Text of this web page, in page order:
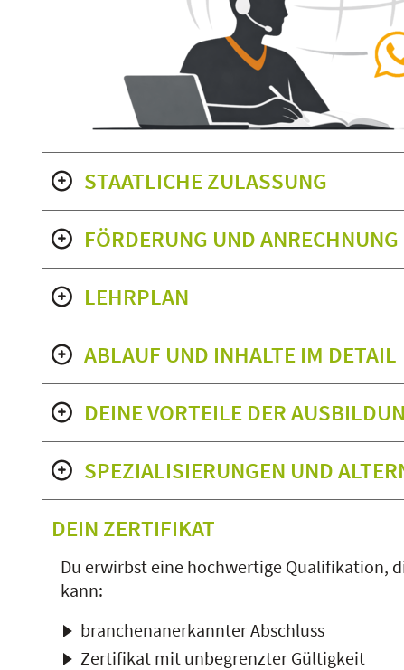
STAATLICHE ZULASSUNG
FÖRDERUNG UND ANRECHNUNG
LEHRPLAN
ABLAUF UND INHALTE IM DETAIL
DEINE VORTEILE DER
SPEZIALISIERUNGEN UND
DEIN ZERTIFIKAT
Du erwirbst eine hochwertige Qualifikation,
kann:
branchenanerkannter Abschluss
Zertifikat mit unbegrenzter Gültigkeit